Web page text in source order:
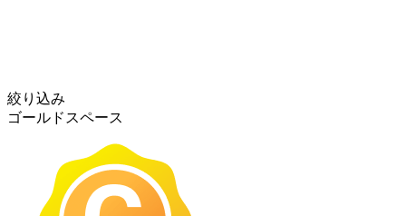
絞り込み
ゴールドスペース